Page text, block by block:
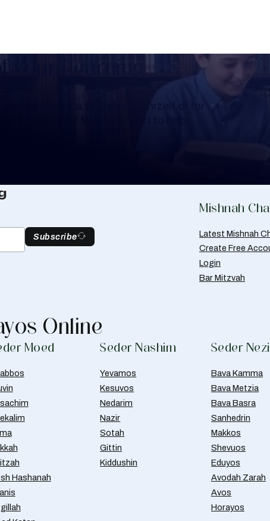
your Learning
Subscribe
Mishnah
Latest Mishnah
Create Free
Login
Bar Mitzvah
Online
Moed
Hashanah
Seder Nashim
Yevamos
Kesuvos
Nedarim
Nazir
Sotah
Gittin
Kiddushin
Seder
Bava Kamma
Bava Metzia
Bava Basra
Sanhedrin
Makkos
Shevuos
Eduyos
Avodah Zarah
Avos
Horayos